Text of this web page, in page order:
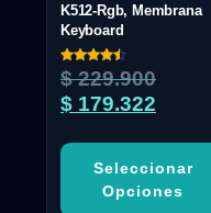
K512-Rgb, Membrana
Keyboard
Valorado
con
4.50
de 5
$229.900
$ 179.322
Seleccionar
Opciones